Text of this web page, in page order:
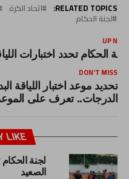
RELATED TOPICS: اتحاد الكرة
لجنة الحكام
UP
الحكام تحدد اختبارات
DON'T MISS
تحديد موعد اختبار اللياقة
الدرجات.. تعرف على
LIKE
لجنة الحكام
الصعيد